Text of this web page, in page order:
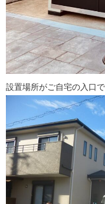
設置場所がご自宅の入口